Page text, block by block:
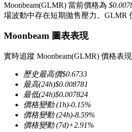
USDT永續
幣本位永續
Moonbeam(GLMR) 當前價格為
場波動中存在短期拋售壓力。GLMR
Moonbeam 圖表表現
實時追蹤 Moonbeam(GLMR) 價格表現
歷史最高價$0.6733
最高(24h)$0.008781
最低(24h)$0.007824
價格變動(1h)-0.15%
價格變動(24h)-8.59%
價格變動(7d)+2.91%